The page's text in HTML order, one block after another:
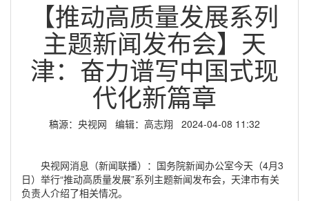
【推动高质量发展系列
主题新闻发布会】天
津：奋力谱写中国式现
代化新篇章
稿源：央视网 编辑：高志翔 2024-04-08 11:32
央视网消息（新闻联播）：国务院新闻办公室今天（4月3
日）举行“推动高质量发展”系列主题新闻发布会，天津市有关
负责人介绍了相关情况。